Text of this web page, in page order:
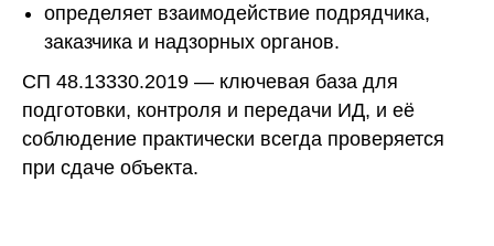
определяет взаимодействие подрядчика,
заказчика и надзорных органов.
СП 48.13330.2019 — ключевая база для
подготовки, контроля и передачи ИД, и её
соблюдение практически всегда проверяется
при сдаче объекта.